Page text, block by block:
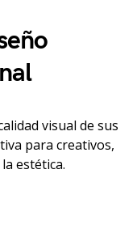
visual de sus
para creativos,
estética.